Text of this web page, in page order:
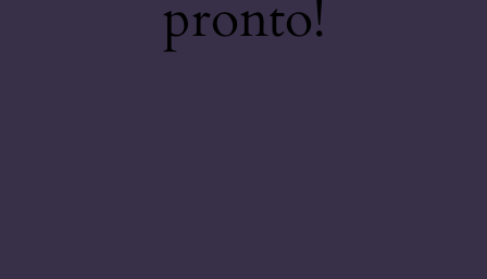
pronto!